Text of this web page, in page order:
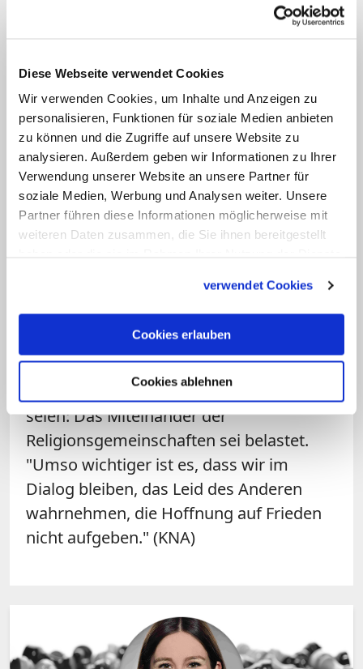
Diese Webseite verwendet Cookies
Wir verwenden Cookies, um Inhalte und Anzeigen zu
personalisieren, Funktionen für soziale Medien anbieten
zu können und die Zugriffe auf unsere Website zu
analysieren. Außerdem geben wir Informationen zu Ihrer
Verwendung unserer Website an unsere Partner für
soziale Medien, Werbung und Analysen weiter. Unsere
Partner führen diese Informationen möglicherweise mit
weiteren Daten zusammen, die Sie ihnen bereitgestellt
verwendet Cookies
Cookies erlauben
Cookies ablehnen
Krisen unserer Zeit für eine Agenda der
Menschenverachtung zu nutzen, müssen
Entschlossenheit zurückweisen." In dem
Zusammenhang verwies er auf die
jüngste Erklärung der katholischen
Bischöfe gegen Rechtsextremismus und
Rassismus. Sie solle auch "als
Ermutigung für ein verstärktes
interreligiöses Engagement gegen jede
Bätzing erinnerte daran, dass die
Auswirkungen desGazakrieges
Reaktion auf das Hamas-Massaker in
Israel auch in Deutschland zu spüren
seien: Das Miteinander der
Religionsgemeinschaften sei belastet.
"Umso wichtiger ist es, dass wir im
Dialog bleiben, das Leid des Anderen
wahrnehmen, die Hoffnung auf Frieden
nicht aufgeben." (KNA)